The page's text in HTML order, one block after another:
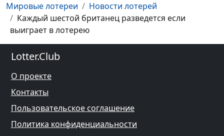
Мировые лотереи
Новости лотерей
Каждый шестой британец разведется если
выиграет в лотерею
Lotter.Club
О проекте
Контакты
Пользовательское соглашение
Политика конфиденциальности